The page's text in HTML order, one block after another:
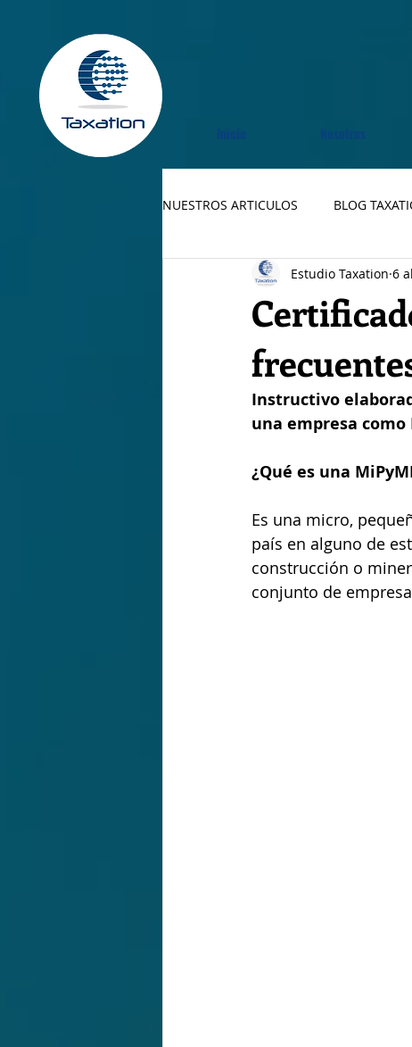
NUESTROS ARTICULOS BLOG
Estudio Taxation 6
Instructivo
una empresa como
¿Qué es una
Es una micro,
país en alguno de
construcción o
conjunto de